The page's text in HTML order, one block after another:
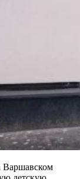
Варшавском